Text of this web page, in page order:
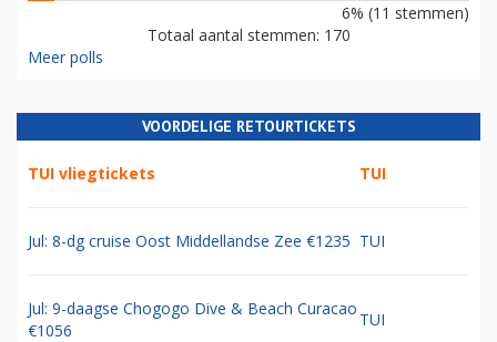
6% (11 stemmen)
Totaal aantal stemmen: 170
Meer polls
VOORDELIGE RETOURTICKETS
TUI vliegtickets TUI
Jul: 8-dg cruise Oost Middellandse Zee €1235 TUI
Jul: 9-daagse Chogogo Dive & Beach Curacao
€1056
TUI